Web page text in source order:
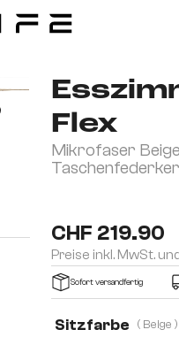
Flex
Mikrofaser
CHF 219.90
Preise inkl. MwSt.
Sofort versandfertig
Sitzfarbe ( Beige )